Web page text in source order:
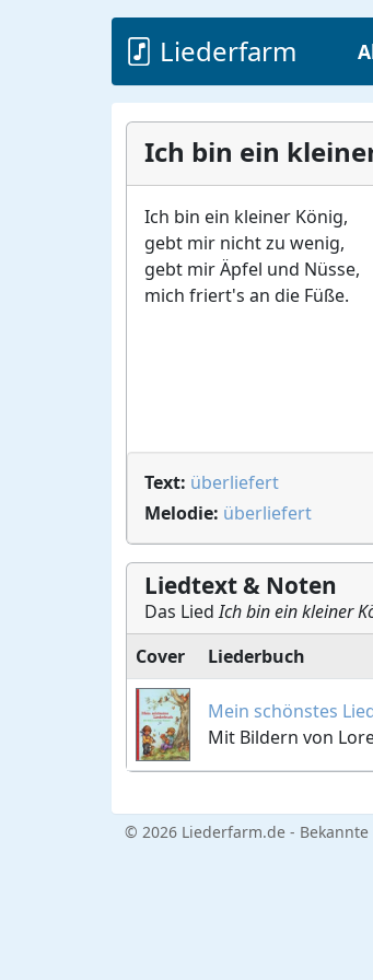
Liederfarm
Ich bin ein
Ich bin ein kleiner König,
gebt mir nicht zu wenig,
gebt mir Äpfel und Nüsse,
mich friert's an die Füße.
Text: überliefert
Melodie: überliefert
Liedtext & Noten
Das LiedIch bin ein kleiner
Cover
Liederbuch
Mein schönstes
Mit Bildern von
© 2026 Liederfarm.de -